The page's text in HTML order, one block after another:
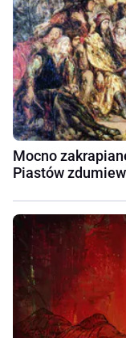
Mocno
Piastów